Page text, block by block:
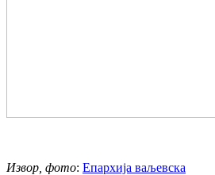
Извор, фото: Епархија ваљевска